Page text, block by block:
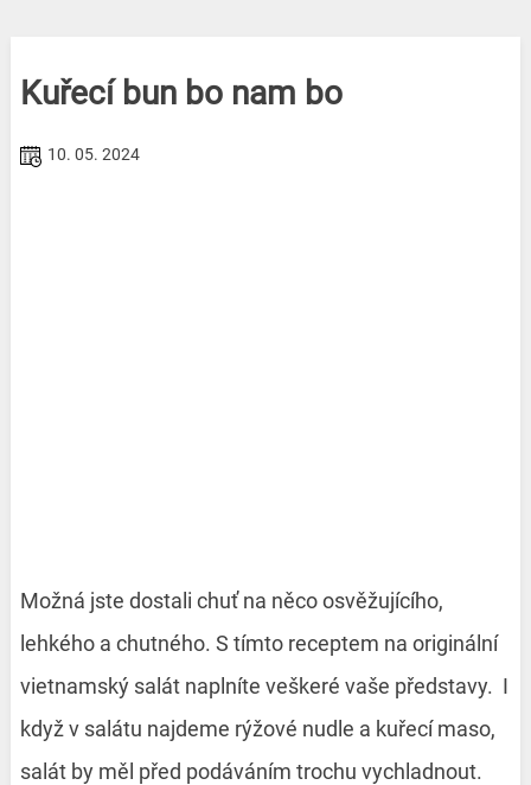
Kuřecí bun bo nam bo
10. 05. 2024
Možná jste dostali chuť na něco osvěžujícího,
lehkého a chutného. S tímto receptem na originální
vietnamský salát naplníte veškeré vaše představy. I
když v salátu najdeme rýžové nudle a kuřecí maso,
salát by měl před podáváním trochu vychladnout.